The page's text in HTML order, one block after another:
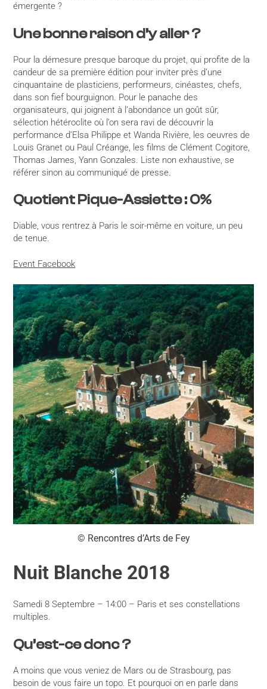
émergente ?
Une bonne raison d’y aller ?
Pour la démesure presque baroque du projet, qui profite de la
candeur de sa première édition pour inviter près d’une
cinquantaine de plasticiens, performeurs, cinéastes, chefs,
dans son fief bourguignon. Pour le panache des
organisateurs, qui joignent à l’abondance un goût sûr,
sélection hétéroclite où l’on sera ravi de découvrir la
performance d’Elsa Philippe et Wanda Rivière, les oeuvres de
Louis Granet ou Paul Créange, les films de Clément Cogitore,
Thomas James, Yann Gonzales. Liste non exhaustive, se
référer sinon au communiqué de presse.
Quotient Pique-Assiette : 0%
Diable, vous rentrez à Paris le soir-même en voiture, un peu
de tenue.
Event Facebook
© Rencontres d’Arts de Fey
Nuit Blanche 2018
Samedi 8 Septembre – 14:00 – Paris et ses constellations
multiples.
Qu’est-ce donc ?
A moins que vous veniez de Mars ou de Strasbourg, pas
besoin de vous faire un topo. Et pourquoi on en parle dans